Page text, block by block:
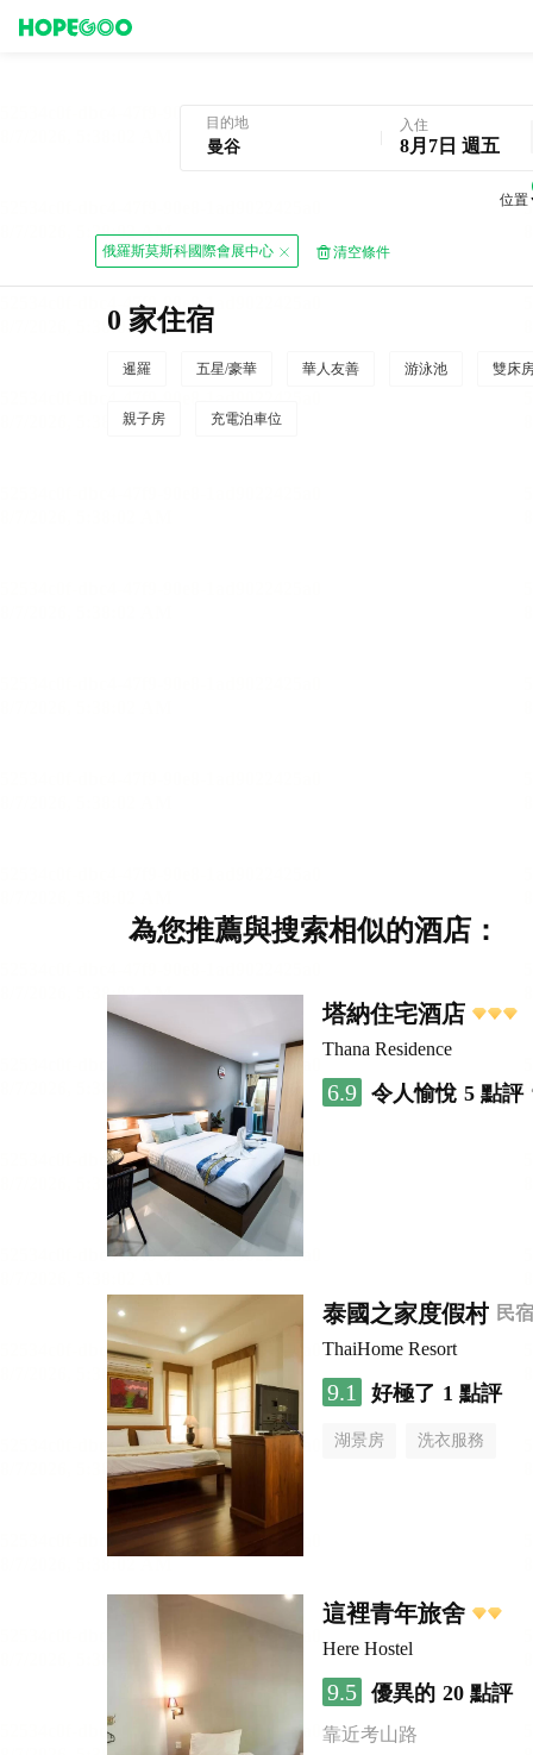
目的地 入住
8月7日 週五
位置
俄羅斯莫斯科國際會展中心 清空條件
0 家住宿
暹羅 五星/豪華 華人友善 游泳池 雙床
親子房 充電泊車位
為您推薦與搜索相似的酒店：
塔納住宅酒店
Thana Residence
6.9 令人愉悅 5 點評
泰國之家度假村 民宿
ThaiHome Resort
9.1 好極了 1 點評
湖景房 洗衣服務
這裡青年旅舍
Here Hostel
9.5 優異的 20 點評
靠近考山路